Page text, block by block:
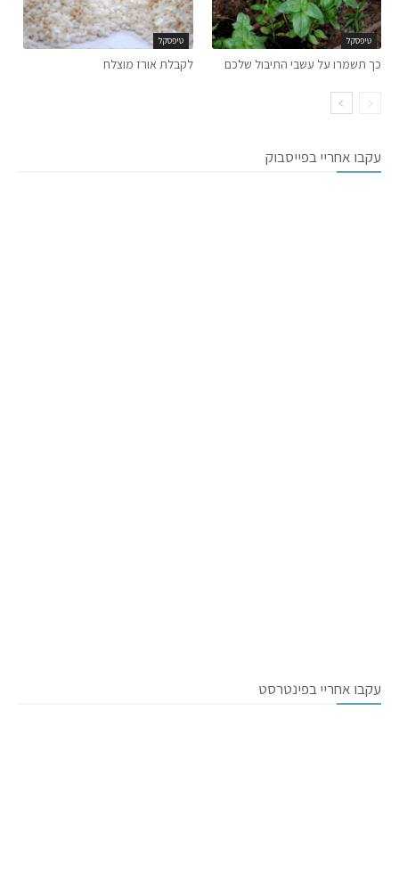
טיפסקל
כך תשמרו על עשבי התיבול שלכם
טיפסקל
לקבלת אורז מוצלח
עקבו אחריי בפייסבוק
עקבו אחריי בפינטרסט